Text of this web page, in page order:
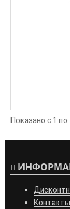
Показано с 1 по
Контакты